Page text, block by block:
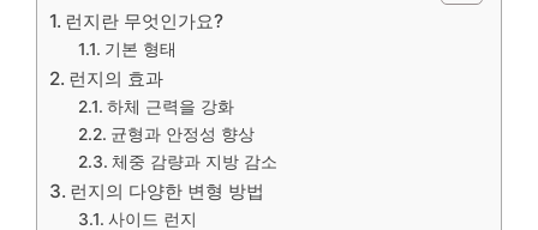
런지란 무엇인가요?
기본 형태
런지의 효과
하체 근력을 강화
균형과 안정성 향상
체중 감량과 지방 감소
런지의 다양한 변형 방법
사이드 런지